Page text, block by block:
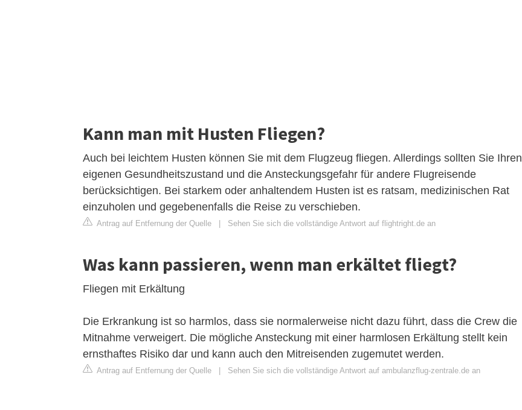
Kann man mit Husten Fliegen?
Auch bei leichtem Husten können Sie mit dem Flugzeug fliegen. Allerdings sollten Sie Ihren
eigenen Gesundheitszustand und die Ansteckungsgefahr für andere Flugreisende
berücksichtigen. Bei starkem oder anhaltendem Husten ist es ratsam, medizinischen Rat
einzuholen und gegebenenfalls die Reise zu verschieben.
Antrag auf Entfernung der Quelle Sehen Sie sich die vollständige Antwort auf flightright.de an
Was kann passieren, wenn man erkältet fliegt?
Fliegen mit Erkältung
Die Erkrankung ist so harmlos, dass sie normalerweise nicht dazu führt, dass die Crew die
Mitnahme verweigert. Die mögliche Ansteckung mit einer harmlosen Erkältung stellt kein
ernsthaftes Risiko dar und kann auch den Mitreisenden zugemutet werden.
Antrag auf Entfernung der Quelle Sehen Sie sich die vollständige Antwort auf ambulanzflug-zentrale.de an